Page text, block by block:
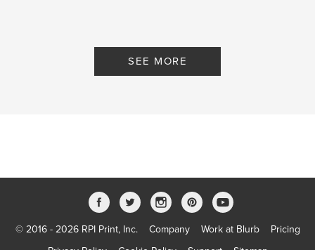
SEE MORE
© 2016 - 2026 RPI Print, Inc. Company Work at Blurb
Pricing